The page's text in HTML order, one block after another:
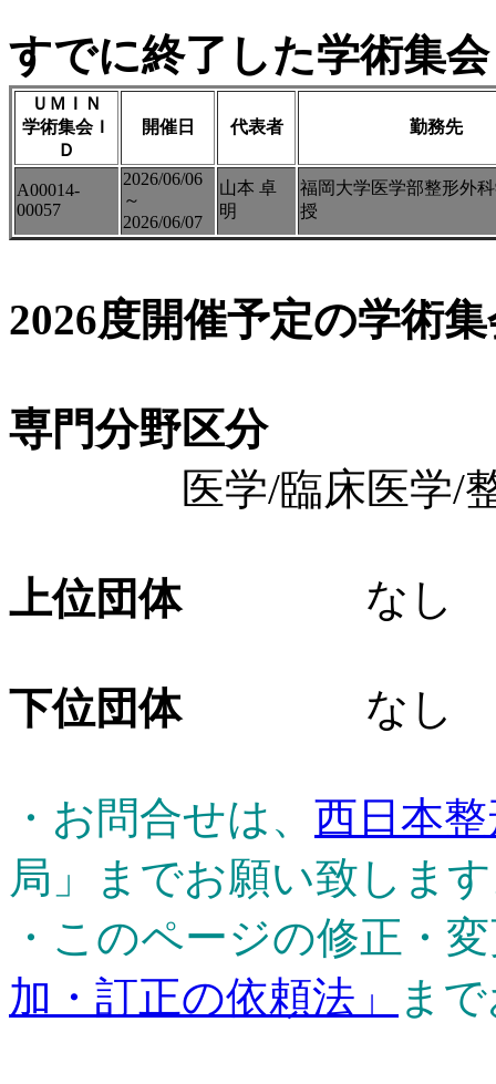
すでに終了した学術集
ＵＭＩＮ
学術集会Ｉ
Ｄ
開催日 代表者 勤務先
A00014-
00057
2026/06/06
～
2026/06/07
山本 卓
明
福岡大学医学部整形外
授
2026度開催予定の学術
専門分野区分
医学/臨床医学/整
上位団体なし
下位団体なし
・お問合せは、 西日本
局」までお願い致しま
・このページの修正・
加・訂正の依頼法」
ま